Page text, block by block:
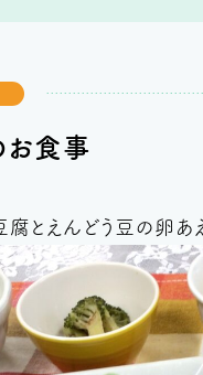
お食事
とえんどう豆の卵あえ